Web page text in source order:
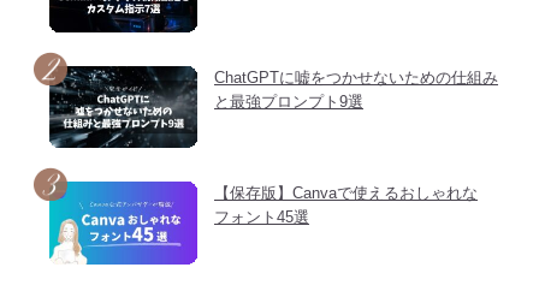
ChatGPTに嘘をつかせないための仕組み
と最強プロンプト9選
【保存版】Canvaで使えるおしゃれな
フォント45選